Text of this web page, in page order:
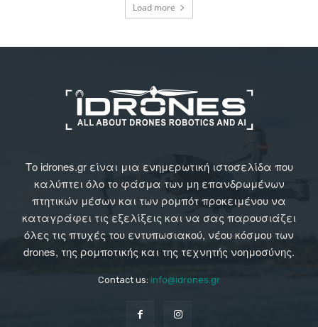
Load more
Το idrones.gr είναι μια ενημερωτική ιστοσελίδα που
καλύπτει όλο το φάσμα των μη επανδρωμένων
πτητικών μέσων και των ρομπότ προκειμένου να
καταγράφει τις εξελίξεις και να σας παρουσιάζει
όλες τις πτυχές του εντυπωσιακού, νέου κόσμου των
drones, της ρομποτικής και της τεχνητής νοημοσύνης.
Contact us: info@idrones.gr